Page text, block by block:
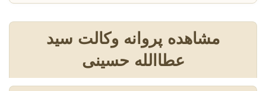
مشاهده پروانه وکالت سید
عطاالله حسینی